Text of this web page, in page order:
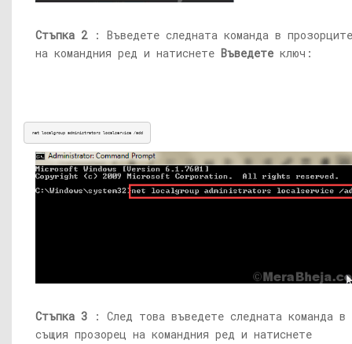
Стъпка 2: Въведете следната команда в прозорците
на командния ред и натиснете Въведете ключ:
net localgroup administrators localservice /add
Стъпка 3 : След това въведете следната команда в
същия прозорец на командния ред и натиснете